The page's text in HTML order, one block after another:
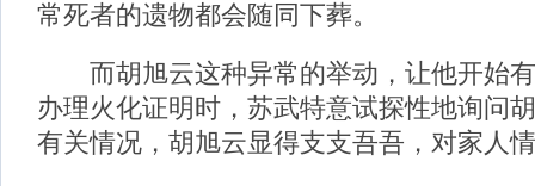
常死者的遗物都会随同下葬。
而胡旭云这种异常的举动，让他开始有
办理火化证明时，苏武特意试探性地询问
有关情况，胡旭云显得支支吾吾，对家人